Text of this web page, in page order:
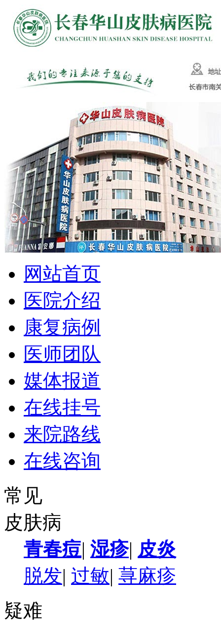
网站首页
医院介绍
康复病例
医师团队
媒体报道
在线挂号
来院路线
在线咨询
常见
皮肤病
青春痘| 湿疹| 皮炎
脱发| 过敏| 荨麻疹
疑难